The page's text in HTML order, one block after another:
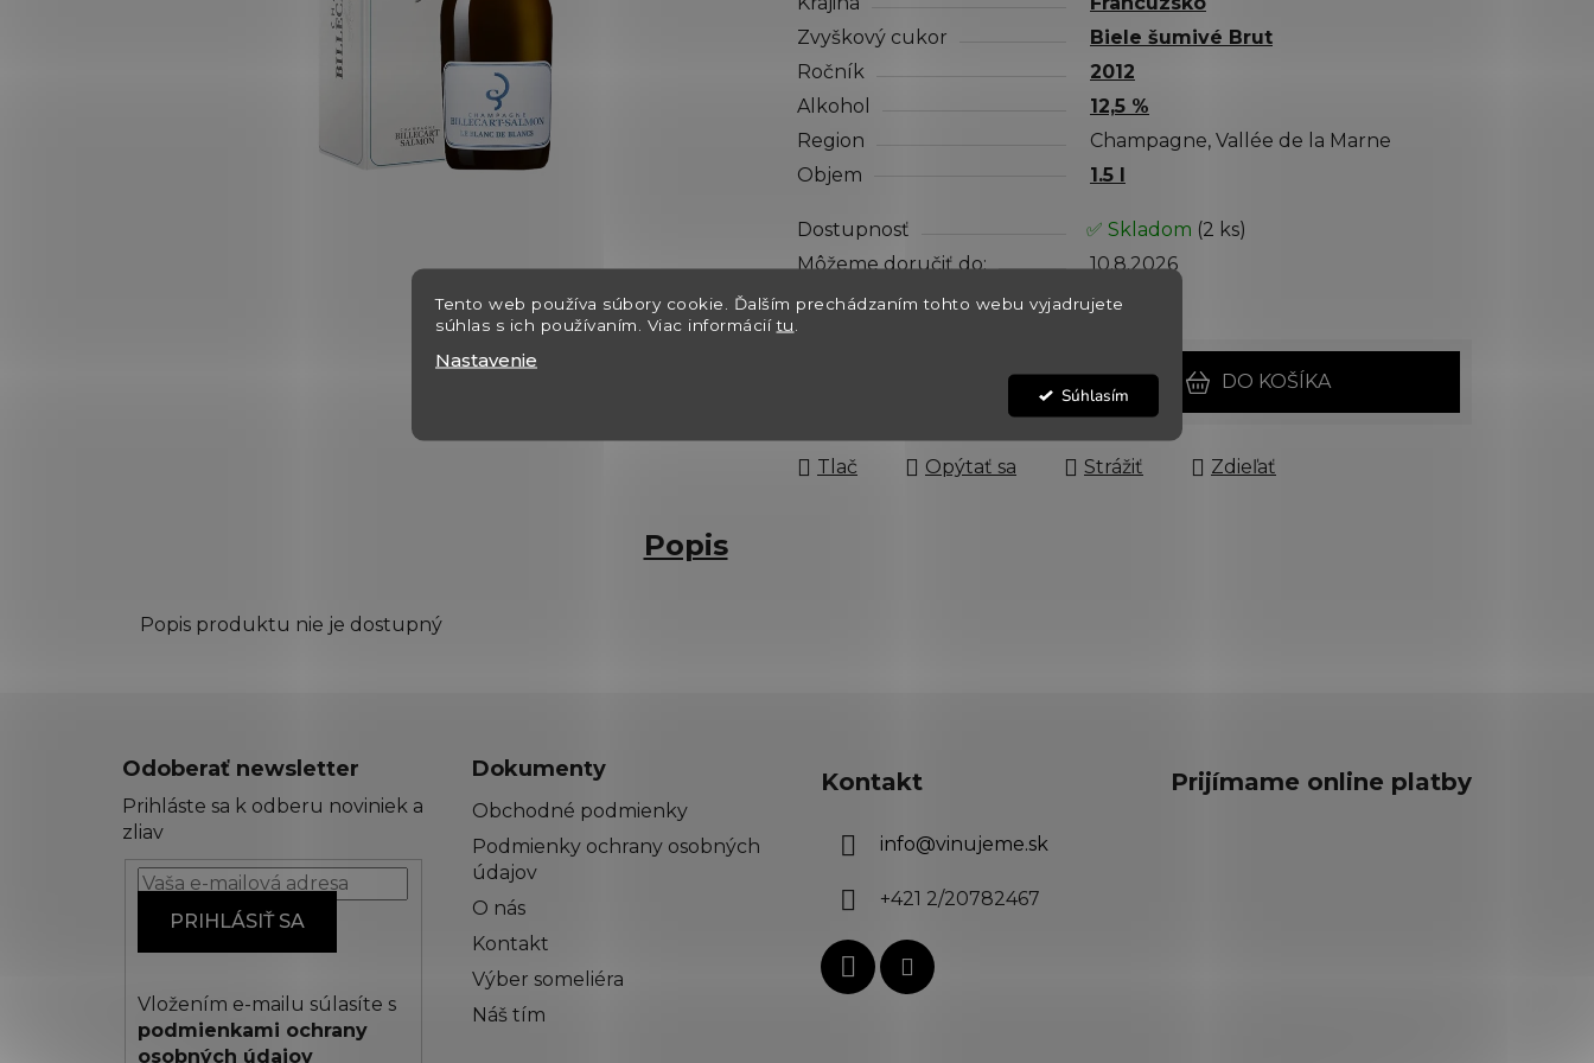
Tento web používa súbory cookie. Ďalším prechádzaním tohto webu vyjadrujete
súhlas s ich používaním. Viac informáciítu
Nastavenie
Súhlasím
z
5
hviezdičiek.
Zvyškový cukor
Biele šumivé Brut
Ročník
2012
Alkohol
12,5 %
Region
Champagne, Vallée de la Marne
Objem
1.5 l
Dostupnosť ✅ Skladom (2 ks)
Môžeme doručiť do:
10.8.2026
Kód:
160931
DO KOŠÍKA
Tlač Opýtať sa Strážiť Zdieľať
Popis
Popis produktu nie je dostupný
Odoberať newsletter
Prihláste sa k odberu noviniek a
zliav
PRIHLÁSIŤ SA
Vložením e-mailu súlasíte s
podmienkami ochrany
osobných údajov
Dokumenty
Obchodné podmienky
Podmienky ochrany osobných
údajov
O nás
Kontakt
Výber someliéra
Náš tím
Kontakt
info@vinujeme.sk
+421 2/20782467
Prijímame online platby